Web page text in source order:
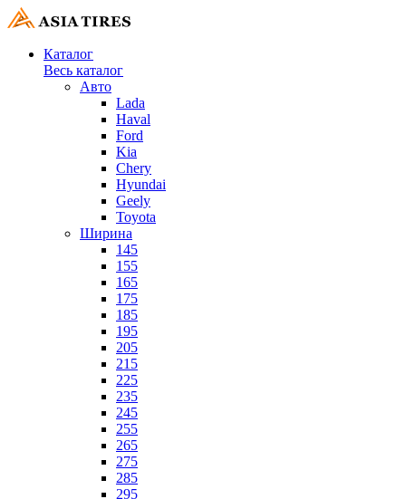
Каталог
Весь каталог
Авто
Lada
Haval
Ford
Kia
Chery
Hyundai
Geely
Toyota
Ширина
145
155
165
175
185
195
205
215
225
235
245
255
265
275
285
295